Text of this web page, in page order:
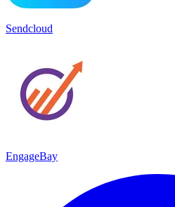
Sendcloud
EngageBay